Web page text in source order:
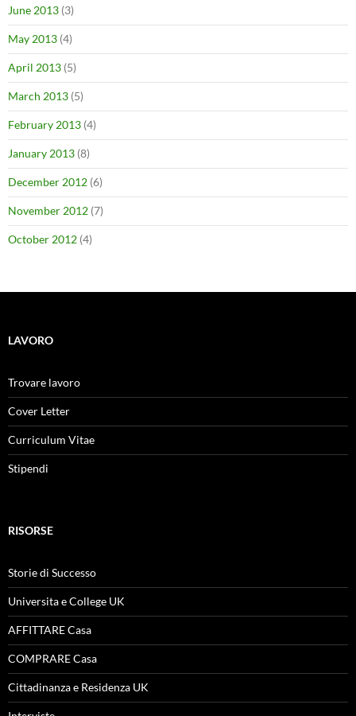
June 2013 (3)
May 2013 (4)
April 2013 (5)
March 2013 (5)
February 2013 (4)
January 2013 (8)
December 2012 (6)
November 2012 (7)
October 2012 (4)
LAVORO
Trovare lavoro
Cover Letter
Curriculum Vitae
Stipendi
RISORSE
Storie di Successo
Universita e College UK
AFFITTARE Casa
COMPRARE Casa
Cittadinanza e Residenza UK